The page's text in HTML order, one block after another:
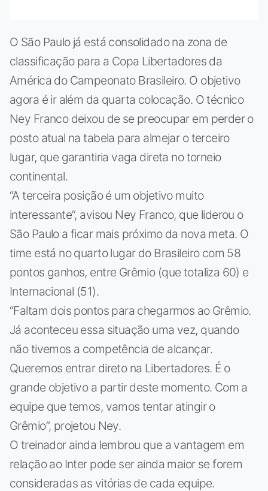
O São Paulo já está consolidado na zona de
classificação para a Copa Libertadores da
América do Campeonato Brasileiro. O objetivo
agora é ir além da quarta colocação. O técnico
Ney Franco deixou de se preocupar em perder o
posto atual na tabela para almejar o terceiro
lugar, que garantiria vaga direta no torneio
continental.
“A terceira posição é um objetivo muito
interessante”, avisou Ney Franco, que liderou o
São Paulo a ficar mais próximo da nova meta. O
time está no quarto lugar do Brasileiro com 58
pontos ganhos, entre Grêmio (que totaliza 60) e
Internacional (51).
“Faltam dois pontos para chegarmos ao Grêmio.
Já aconteceu essa situação uma vez, quando
não tivemos a competência de alcançar.
Queremos entrar direto na Libertadores. É o
grande objetivo a partir deste momento. Com a
equipe que temos, vamos tentar atingir o
Grêmio”, projetou Ney.
O treinador ainda lembrou que a vantagem em
relação ao Inter pode ser ainda maior se forem
consideradas as vitórias de cada equipe.